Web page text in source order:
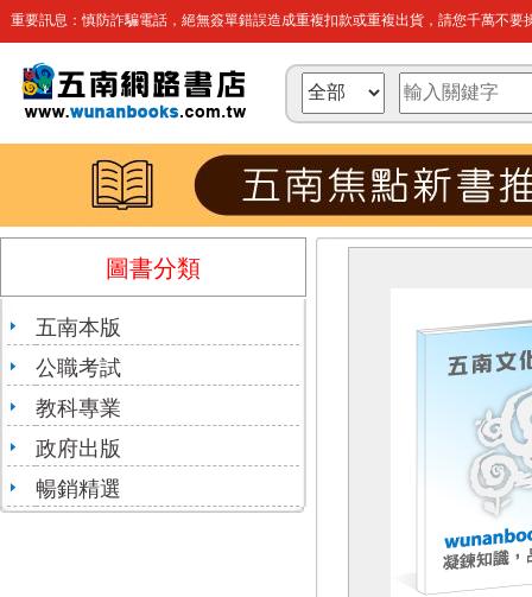
重要訊息：慎防詐騙電話，絕無簽單錯誤造成重複扣款或重複出貨，請您千萬不要
圖書分類
五南本版
公職考試
教科專業
政府出版
暢銷精選